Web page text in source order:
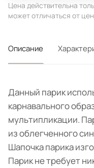
Цена действительна
может отличаться от
Описание
Данный парик
карнавального
мультипликации.
из облегченного
Шапочка парика
Парик не требует